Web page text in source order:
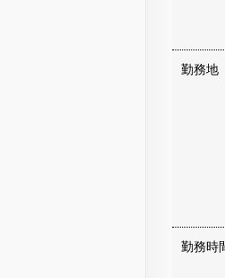
勤務地
勤務時